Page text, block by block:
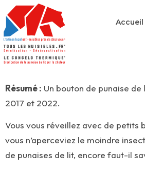
Accueil
Résumé : Un bouton de punaise
2017 et 2022.
Vous vous réveillez avec de petits
vous n’aperceviez le moindre
de punaises de lit, encore faut-il